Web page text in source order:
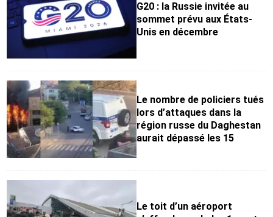
G20 : la Russie invitée au
sommet prévu aux États-
Unis en décembre
Le nombre de policiers tués
lors d’attaques dans la
région russe du Daghestan
aurait dépassé les 15
Le toit d’un aéroport